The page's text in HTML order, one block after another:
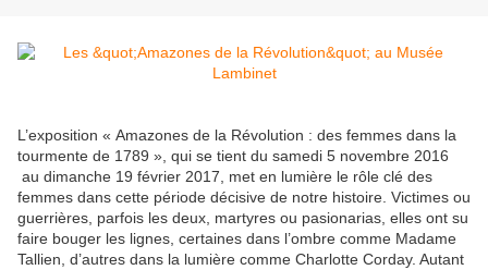
L’exposition « Amazones de la Révolution : des femmes dans la
tourmente de 1789 », qui se tient du samedi 5 novembre 2016
au dimanche 19 février 2017, met en lumière le rôle clé des
femmes dans cette période décisive de notre histoire. Victimes ou
guerrières, parfois les deux, martyres ou pasionarias, elles ont su
faire bouger les lignes, certaines dans l’ombre comme Madame
Tallien, d’autres dans la lumière comme Charlotte Corday. Autant